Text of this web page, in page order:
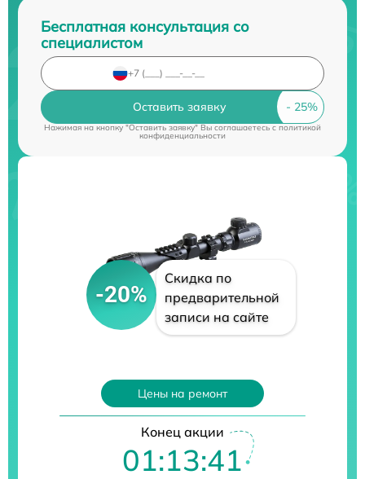
Бесплатная консультация со
специалистом
Оставить заявку
Нажимая на кнопку "Оставить заявку" Вы соглашаетесь cполитикой
конфиденциальности
-20%
Скидка по
предварительной
записи на сайте
Цены на ремонт
Конец акции
01:13:41